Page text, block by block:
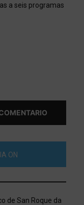
a seis programas
ON
de San Roque da